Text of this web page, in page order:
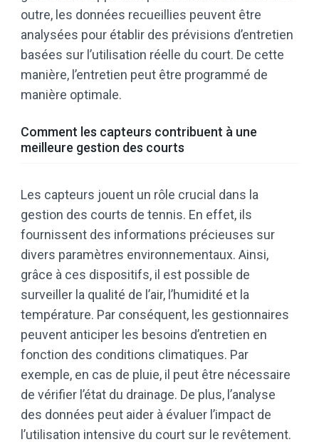
outre, les données recueillies peuvent être
analysées pour établir des prévisions d’entretien
basées sur l’utilisation réelle du court. De cette
manière, l’entretien peut être programmé de
manière optimale.
Comment les capteurs contribuent à une
meilleure gestion des courts
Les capteurs jouent un rôle crucial dans la
gestion des courts de tennis. En effet, ils
fournissent des informations précieuses sur
divers paramètres environnementaux. Ainsi,
grâce à ces dispositifs, il est possible de
surveiller la qualité de l’air, l’humidité et la
température. Par conséquent, les gestionnaires
peuvent anticiper les besoins d’entretien en
fonction des conditions climatiques. Par
exemple, en cas de pluie, il peut être nécessaire
de vérifier l’état du drainage. De plus, l’analyse
des données peut aider à évaluer l’impact de
l’utilisation intensive du court sur le revêtement.